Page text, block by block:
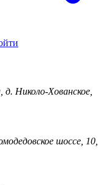
Николо-Хованское,
шоссе, 10,